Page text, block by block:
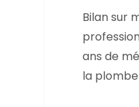
Bilan sur
ans de
la